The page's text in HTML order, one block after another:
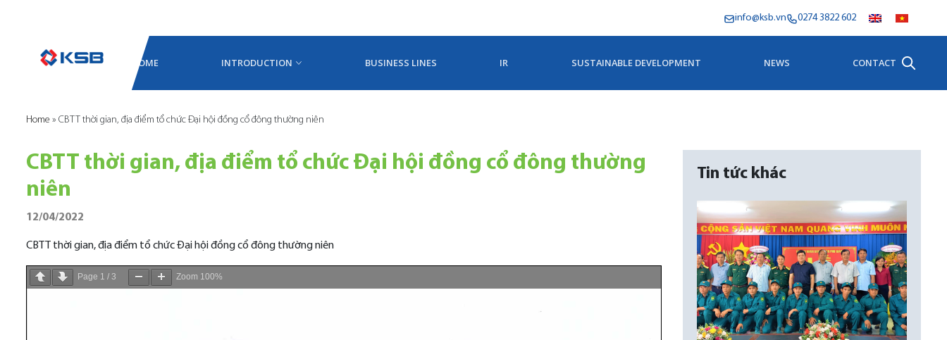
info@ksb.vn 0274 3822 602
HOME INTRODUCTION BUSINESS LINES IR SUSTAINABLE DEVELOPMENT NEWS CONTACT
Home » CBTT thời gian, địa điểm tổ chức Đại hội đồng cổ đông thường niên
CBTT thời gian, địa điểm tổ chức Đại hội đồng cổ đông thường
niên
12/04/2022
CBTT thời gian, địa điểm tổ chức Đại hội đồng cổ đông thường niên
Page 1 / 3 Zoom 100%
Tin tức khác